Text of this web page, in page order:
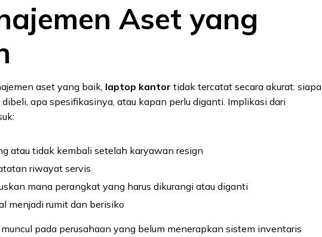
Aset yang
aset yang baik, laptop kantor tidak tercatat secara akurat: siapa
apa spesifikasinya, atau kapan perlu diganti. Implikasi dari
atau tidak kembali setelah karyawan resign
riwayat servis
mana perangkat yang harus dikurangi atau diganti
menjadi rumit dan berisiko
pada perusahaan yang belum menerapkan sistem inventaris